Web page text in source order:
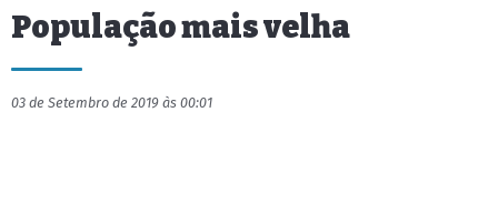
População mais velha
03 de Setembro de 2019 às 00:01